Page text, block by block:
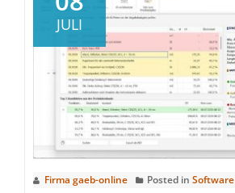
JULI
Firma gaeb-online Posted in Software